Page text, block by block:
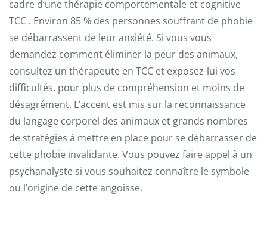
cadre d’une thérapie comportementale et cognitive
TCC . Environ 85 % des personnes souffrant de phobie
se débarrassent de leur anxiété. Si vous vous
demandez comment éliminer la peur des animaux,
consultez un thérapeute en TCC et exposez-lui vos
difficultés, pour plus de compréhension et moins de
désagrément. L’accent est mis sur la reconnaissance
du langage corporel des animaux et grands nombres
de stratégies à mettre en place pour se débarrasser de
cette phobie invalidante. Vous pouvez faire appel à un
psychanalyste si vous souhaitez connaître le symbole
ou l’origine de cette angoisse.